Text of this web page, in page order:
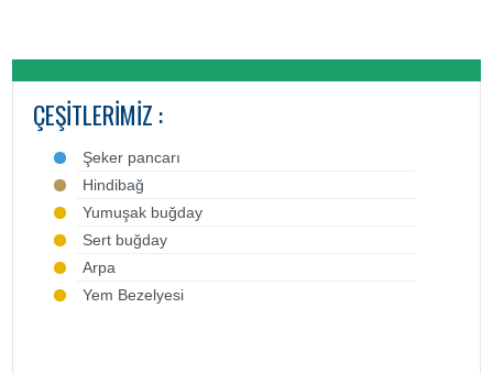
ÇEŞITLERIMIZ :
Şeker pancarı
Hindibağ
Yumuşak buğday
Sert buğday
Arpa
Yem Bezelyesi